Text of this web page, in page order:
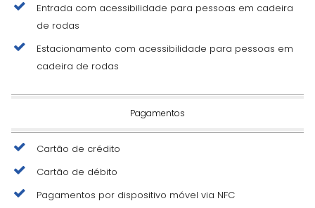
Entrada com acessibilidade para pessoas em cadeira
de rodas
Estacionamento com acessibilidade para pessoas em
cadeira de rodas
Pagamentos
Cartão de crédito
Cartão de débito
Pagamentos por dispositivo móvel via NFC